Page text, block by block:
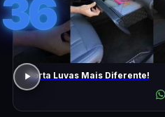
36
Porta Luvas Mais Diferente!